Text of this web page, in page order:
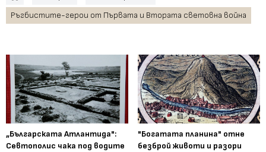
Ръгбистите-герои от Първата и Втората световна война
„Българската Атлантида":
Севтополис чака под водите
"Богатата планина" отне
безброй животи и разори